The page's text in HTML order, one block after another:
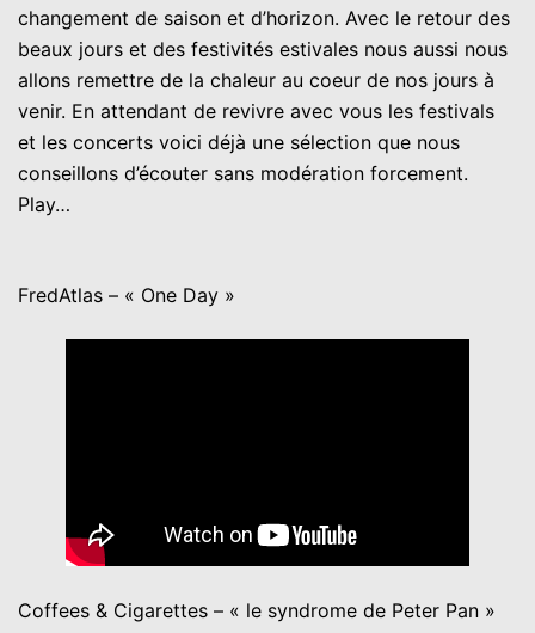
changement de saison et d’horizon. Avec le retour des
beaux jours et des festivités estivales nous aussi nous
allons remettre de la chaleur au coeur de nos jours à
venir. En attendant de revivre avec vous les festivals
et les concerts voici déjà une sélection que nous
conseillons d’écouter sans modération forcement.
Play…
FredAtlas – « One Day »
Coffees & Cigarettes – « le syndrome de Peter Pan »